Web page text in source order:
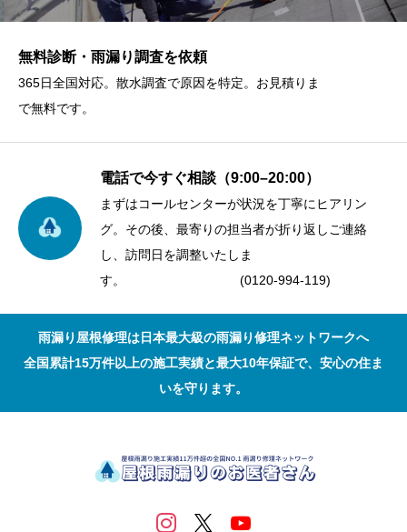
無料診断・雨漏り調査を依頼
365日全国対応。散水調査で原因を特定。お見積りま
で無料です。
電話で今すぐ相談（9:00–20:00）
まずはコールセンターが状況を丁寧にヒアリン
グ。その後、最寄りの担当者が折り返しご連絡
し、訪問日を調整いたしま
す。 (0120-994-119)
雨漏り屋根修理は日本最大級の雨漏り修理ネットワークへ
全国累計15万件以上の施工実績と最大10年保証で、安心の住ま
いを守ります。